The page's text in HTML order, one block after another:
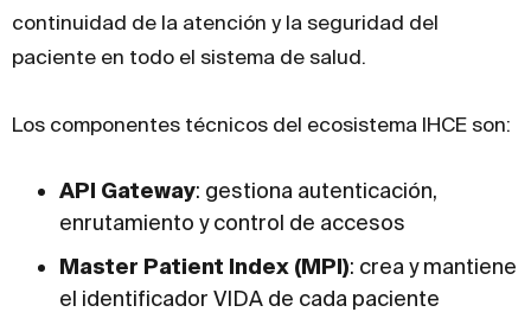
continuidad de la atención y la seguridad del
paciente en todo el sistema de salud.
Los componentes técnicos del ecosistema IHCE son:
API Gateway: gestiona autenticación,
enrutamiento y control de accesos
Master Patient Index (MPI): crea y mantiene
el identificador VIDA de cada paciente